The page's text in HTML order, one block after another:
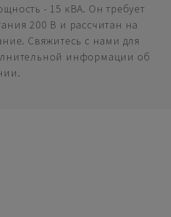
- 15 кВА. Он требует
200 В и рассчитан на
Свяжитесь с нами для
информации об